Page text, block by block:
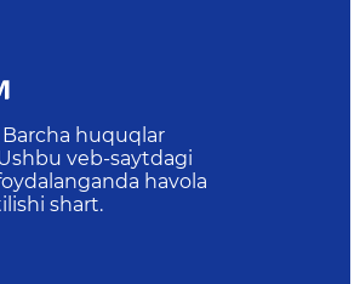
Barcha huquqlar
veb-saytdagi
havola
shart.